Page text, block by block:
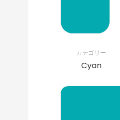
カテゴリー
Cyan